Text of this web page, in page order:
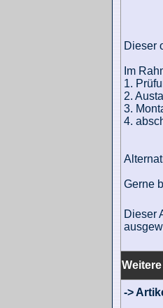
Dieser
Im
1.
2.
3.
4.
Gerne
Dieser
->